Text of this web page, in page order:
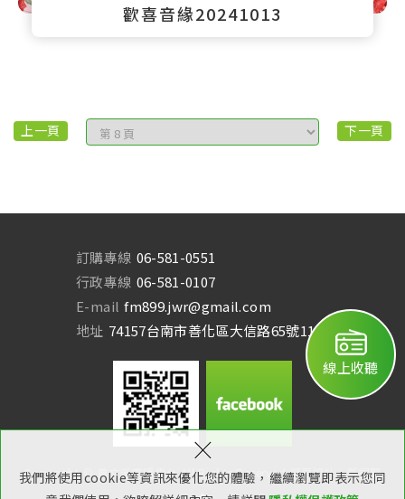
我們將使用cookie等資訊來優化您的體驗，繼續瀏覽即表示您同
×
歡喜音緣20241013
上一頁 下一頁
訂購專線 06-581-0551
行政專線 06-581-0107
E-mail fm899.jwr@gmail.com
地址 74157台南市善化區大信路65號11樓
Copyright © 曾文溪廣播電台 All Rights Reserved.網頁設計：新視野
線上收聽